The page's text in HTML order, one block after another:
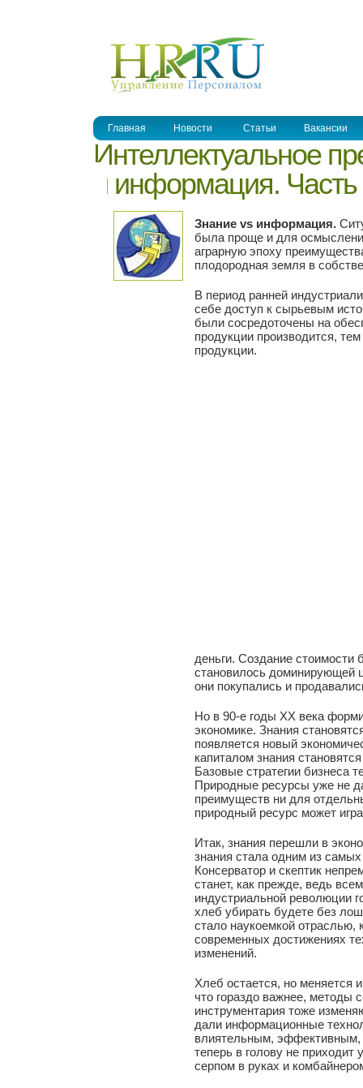
Главная Новости Статьи Вакансии
Интеллектуальное
и информация. Часть
Знание vs информация.
была проще и для
аграрную эпоху
плодородная земля в
В период ранней
себе доступ к сырьевым
были сосредоточены на
продукции производится,
продукции.
деньги. Создание стоимости
становилось доминирующей
они покупались и
Но в 90-е годы XX века
экономике. Знания
появляется новый
капиталом знания
Базовые стратегии бизнеса
Природные ресурсы уже не
преимуществ ни для
природный ресурс может
Итак, знания перешли в
знания стала одним из
Консерватор и скептик
станет, как прежде, ведь
индустриальной революции
хлеб убирать будете без
стало наукоемкой отраслью,
современных достижениях
изменений.
Хлеб остается, но меняется
что гораздо важнее, методы
инструментария тоже
дали информационные
влиятельным,
теперь в голову не
серпом в руках и